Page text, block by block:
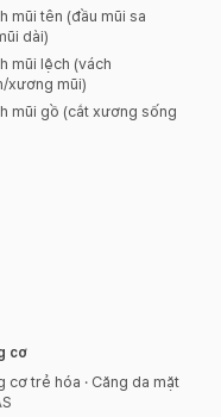
mũi tên (đầu mũi sa
dài)
mũi lệch (vách
xương mũi)
mũi gồ (cắt xương sống
cơ
cơ trẻ hóa · Căng da mặt